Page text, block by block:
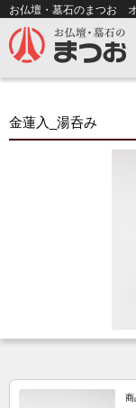
お仏壇・墓石のまつお
金蓮入_湯呑み
商